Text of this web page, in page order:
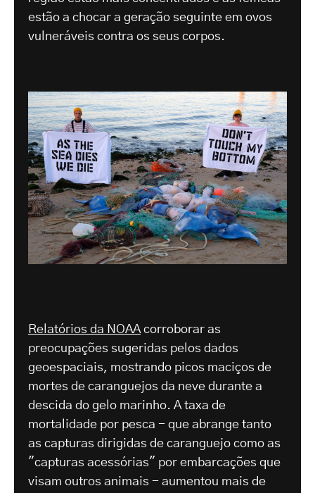
estão a chocar a geração seguinte em ovos
vulneráveis contra os seus corpos.
Relatórios da NOAAcorroborar as
preocupações sugeridas pelos dados
geoespaciais, mostrando picos maciços de
mortes de caranguejos da neve durante a
descida do gelo marinho. A taxa de
mortalidade por pesca - que abrange tanto
as capturas dirigidas de caranguejo como as
"capturas acessórias" por embarcações que
visam outros animais - aumentou mais de